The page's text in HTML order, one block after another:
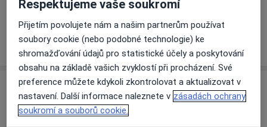
Detaily
Víceo adrese
Názory
Přidejte svůj názor
Respektujeme vaše soukromí
Přijetím povolujete nám a našim partnerům používat
soubory cookie (nebo podobné technologie) ke
shromažďování údajů pro statistické účely a poskytování
obsahu na základě vašich zvyklostí při procházení. Své
preference můžete kdykoli zkontrolovat a aktualizovat v
nastavení. Další informace naleznete v zásadách ochrany
soukromí a souborů cookie.